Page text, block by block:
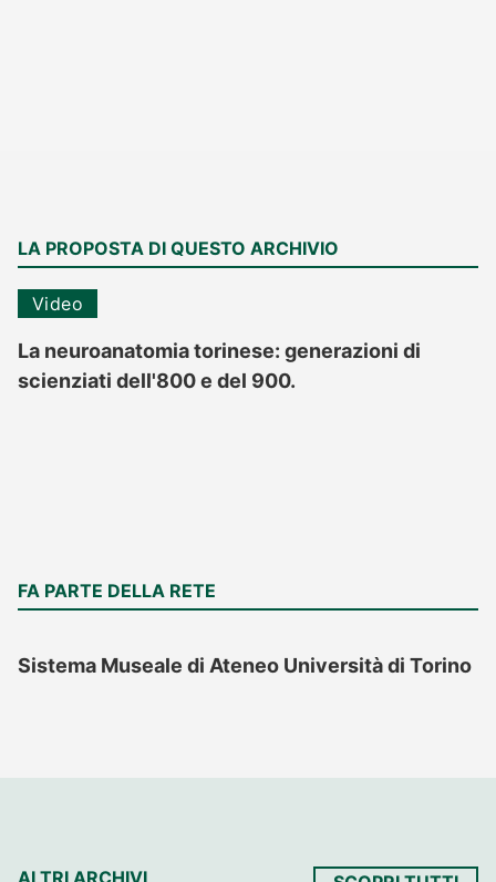
LA PROPOSTA DI QUESTO ARCHIVIO
Video
La neuroanatomia torinese: generazioni di
scienziati dell'800 e del 900.
FA PARTE DELLA RETE
Sistema Museale di Ateneo Università di Torino